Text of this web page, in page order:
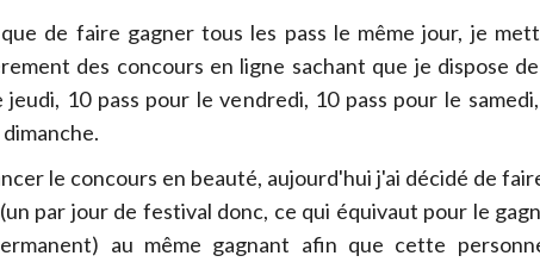
de faire gagner tous les pass le même jour, je
des concours en ligne sachant que je dispose
jeudi, 10 pass pour le vendredi, 10 pass pour le
le concours en beauté, aujourd'hui j'ai décidé de
par jour de festival donc, ce qui équivaut pour le
au même gagnant afin que cette